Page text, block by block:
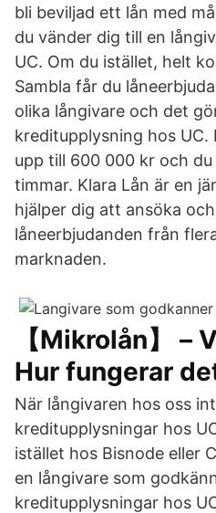
bli beviljad ett lån med
du vänder dig till en
UC. Om du istället, helt
Sambla får du
olika långivare och det
kreditupplysning hos UC.
upp till 600 000 kr och
timmar. Klara Lån är en
hjälper dig att ansöka
låneerbjudanden från
marknaden.
【Mikrolån】 –
Hur fungerar
När långivaren hos oss
kreditupplysningar hos
istället hos Bisnode eller
en långivare som
kreditupplysningar hos